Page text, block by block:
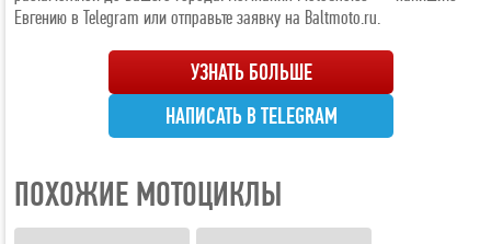
Евгению в Telegram или отправьте заявку на Baltmoto.ru.
УЗНАТЬ БОЛЬШЕ
НАПИСАТЬ В TELEGRAM
ПОХОЖИЕ МОТОЦИКЛЫ